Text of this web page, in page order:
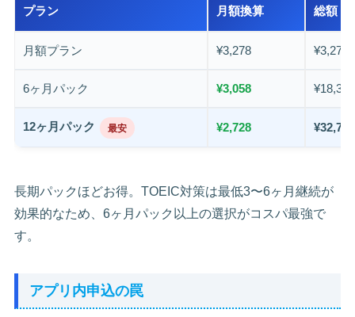
プラン 月額換算 総額
月額プラン ¥3,278 ¥3,278/
6ヶ月パック ¥3,058 ¥18,348
12ヶ月パック 最安 ¥2,728 ¥32,736
長期パックほどお得。TOEIC対策は最低3〜6ヶ月継続が
効果的なため、6ヶ月パック以上の選択がコスパ最強で
す。
アプリ内申込の罠